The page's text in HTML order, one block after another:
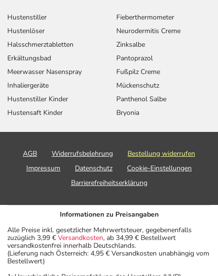
Hustenstiller
Hustenlöser
Halsschmerztabletten
Erkältungsbad
Meerwasser Nasenspray
Inhaliergeräte
Hustenstiller Kinder
Hustensaft Kinder
Fieberthermometer
Neurodermitis Creme
Zinksalbe
Pantoprazol
Fußpilz Creme
Mückenschutz
Panthenol Salbe
Bryonia
AGB Widerrufsbelehrung
Bestellung widerrufen
Impressum
Datenschutz
Cookie-Einstellungen
Barrierefreiheitserklärung
Informationen zu Preisangaben
Alle Preise inkl. gesetzlicher Mehrwertsteuer, gegebenenfalls
zuzüglich 3,99 € Versandkosten, ab 34,99 € Bestellwert
versandkostenfrei innerhalb Deutschlands.
(Lieferung nach Österreich: 4,95 € Versandkosten unabhängig vom
Bestellwert)